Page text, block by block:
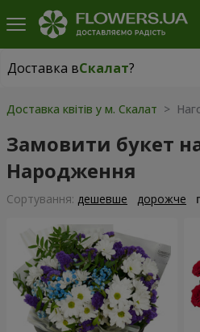
Доставка вСкалат?
Доставка вСкалат|
Доставка квітів у м. Скалат >
Замовити букет
Народження
Сортування: дешевше дорожче